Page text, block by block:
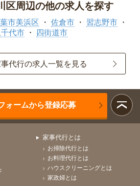
区周辺の他の求人を探す
市美浜区 佐倉市
習志野市
千代市
四街道市
代行の求人一覧を見る
ォームから登録応募
家事代行とは
お掃除代行とは
お料理代行とは
ハウスクリーニングとは
家政婦とは